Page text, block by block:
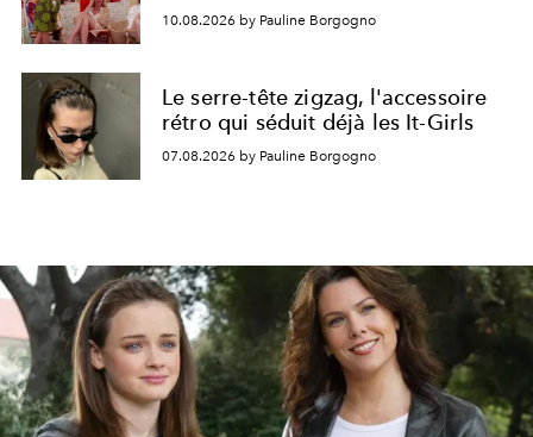
10.08.2026 by Pauline Borgogno
Le serre-tête zigzag, l'accessoire
rétro qui séduit déjà les It-Girls
07.08.2026 by Pauline Borgogno